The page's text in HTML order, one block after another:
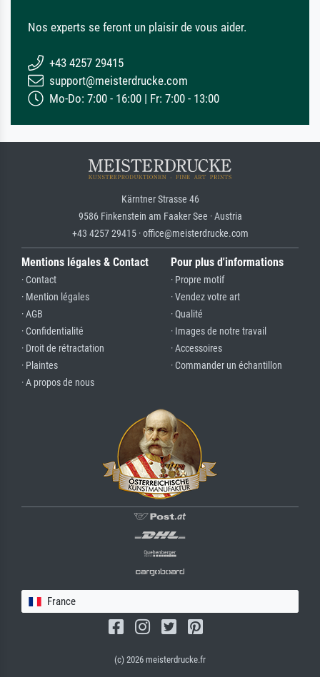
Nos experts se feront un plaisir de vous aider.
+43 4257 29415
support@meisterdrucke.com
Mo-Do: 7:00 - 16:00 | Fr: 7:00 - 13:00
Kärntner Strasse 46
9586 Finkenstein am Faaker See · Austria
+43 4257 29415 · office@meisterdrucke.com
Mentions légales & Contact
· Contact
· Mention légales
· AGB
· Confidentialité
· Droit de rétractation
· Plaintes
· A propos de nous
Pour plus d'informations
· Propre motif
· Vendez votre art
· Qualité
· Images de notre travail
· Accessoires
· Commander un échantillon
France
(c) 2026 meisterdrucke.fr